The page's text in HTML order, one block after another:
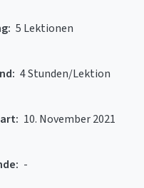
5 Lektionen
4 Stunden/Lektion
10. November 2021
-